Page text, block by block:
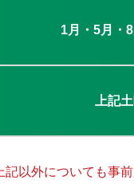
1月・5月・
上記
上記以外についても事